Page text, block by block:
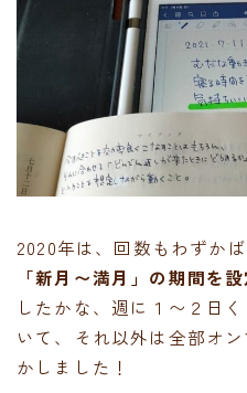
2020年は、回数もわずか
「新月〜満月」の期間を設
したかな、週に１〜２日
いて、それ以外は全部オ
かしました！